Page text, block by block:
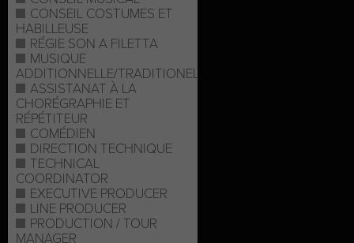
CONSEIL COSTUMES ET
HABILLEUSE
RÉGIE SON A FILETTA
MUSIQUE
ADDITIONNELLE/TRADITIONELLE
ASSISTANAT À LA
CHORÉGRAPHIE ET
RÉPÉTITEUR
COMÉDIEN
DIRECTION TECHNIQUE
TECHNICAL
COORDINATOR
EXECUTIVE PRODUCER
LINE PRODUCER
PRODUCTION / TOUR
MANAGER